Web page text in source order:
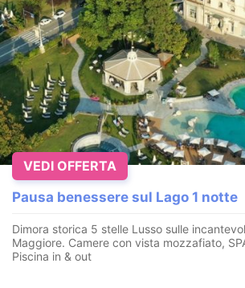
Pausa benessere sul Lago 1 notte
Dimora storica 5 stelle Lusso sulle
Maggiore. Camere con vista mozzafiato,
Piscina in & out
VEDI OFFERTA